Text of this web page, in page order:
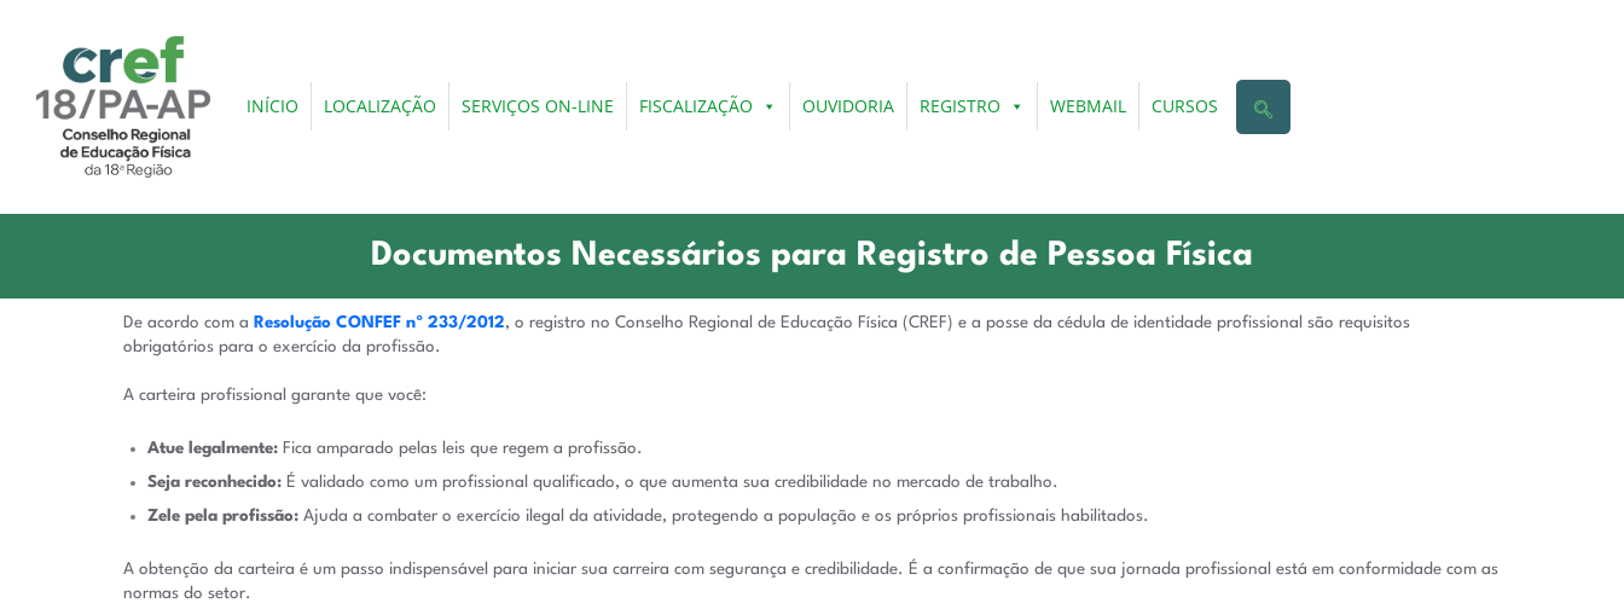
INÍCIO LOCALIZAÇÃO SERVIÇOS ON-LINE FISCALIZAÇÃO OUVIDORIA REGISTRO WEBMAIL CURSOS
Documentos Necessários para Registro de Pessoa Física
De acordo com a Resolução CONFEF nº 233/2012, o registro no Conselho Regional de Educação Física (CREF) e a posse da cédula de identidade profissional são requisitos
obrigatórios para o exercício da profissão.
A carteira profissional garante que você:
Atue legalmente: Fica amparado pelas leis que regem a profissão.
Seja reconhecido: É validado como um profissional qualificado, o que aumenta sua credibilidade no mercado de trabalho.
Zele pela profissão: Ajuda a combater o exercício ilegal da atividade, protegendo a população e os próprios profissionais habilitados.
A obtenção da carteira é um passo indispensável para iniciar sua carreira com segurança e credibilidade. É a confirmação de que sua jornada profissional está em conformidade com as
normas do setor.